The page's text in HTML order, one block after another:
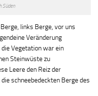
Süden
links Berge, vor uns
Veränderung
Vegetation war ein
Steinwüste zu
Leere den Reiz der
schneebedeckten Berge des